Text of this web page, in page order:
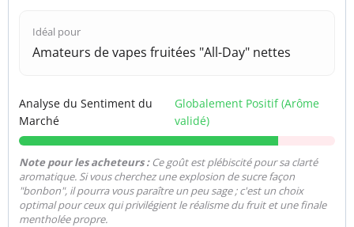
Idéal pour
Amateurs de vapes fruitées "All-Day" nettes
Analyse du Sentiment du
Marché
Globalement Positif (Arôme
validé)
Note pour les acheteurs :Ce goût est plébiscité pour sa clarté
aromatique. Si vous cherchez une explosion de sucre façon
"bonbon", il pourra vous paraître un peu sage ; c'est un choix
optimal pour ceux qui privilégient le réalisme du fruit et une finale
mentholée propre.